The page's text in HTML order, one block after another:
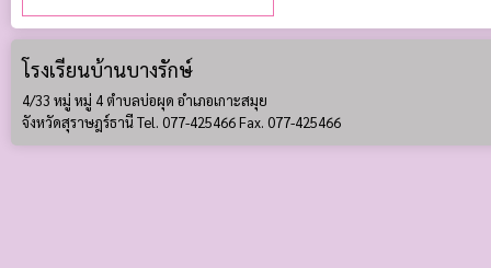
โรงเรียนบ้านบางรักษ์
4/33 หมู่ หมู่ 4 ตำบลบ่อผุด อำเภอเกาะสมุย
จังหวัดสุราษฎร์ธานี Tel. 077-425466 Fax. 077-425466